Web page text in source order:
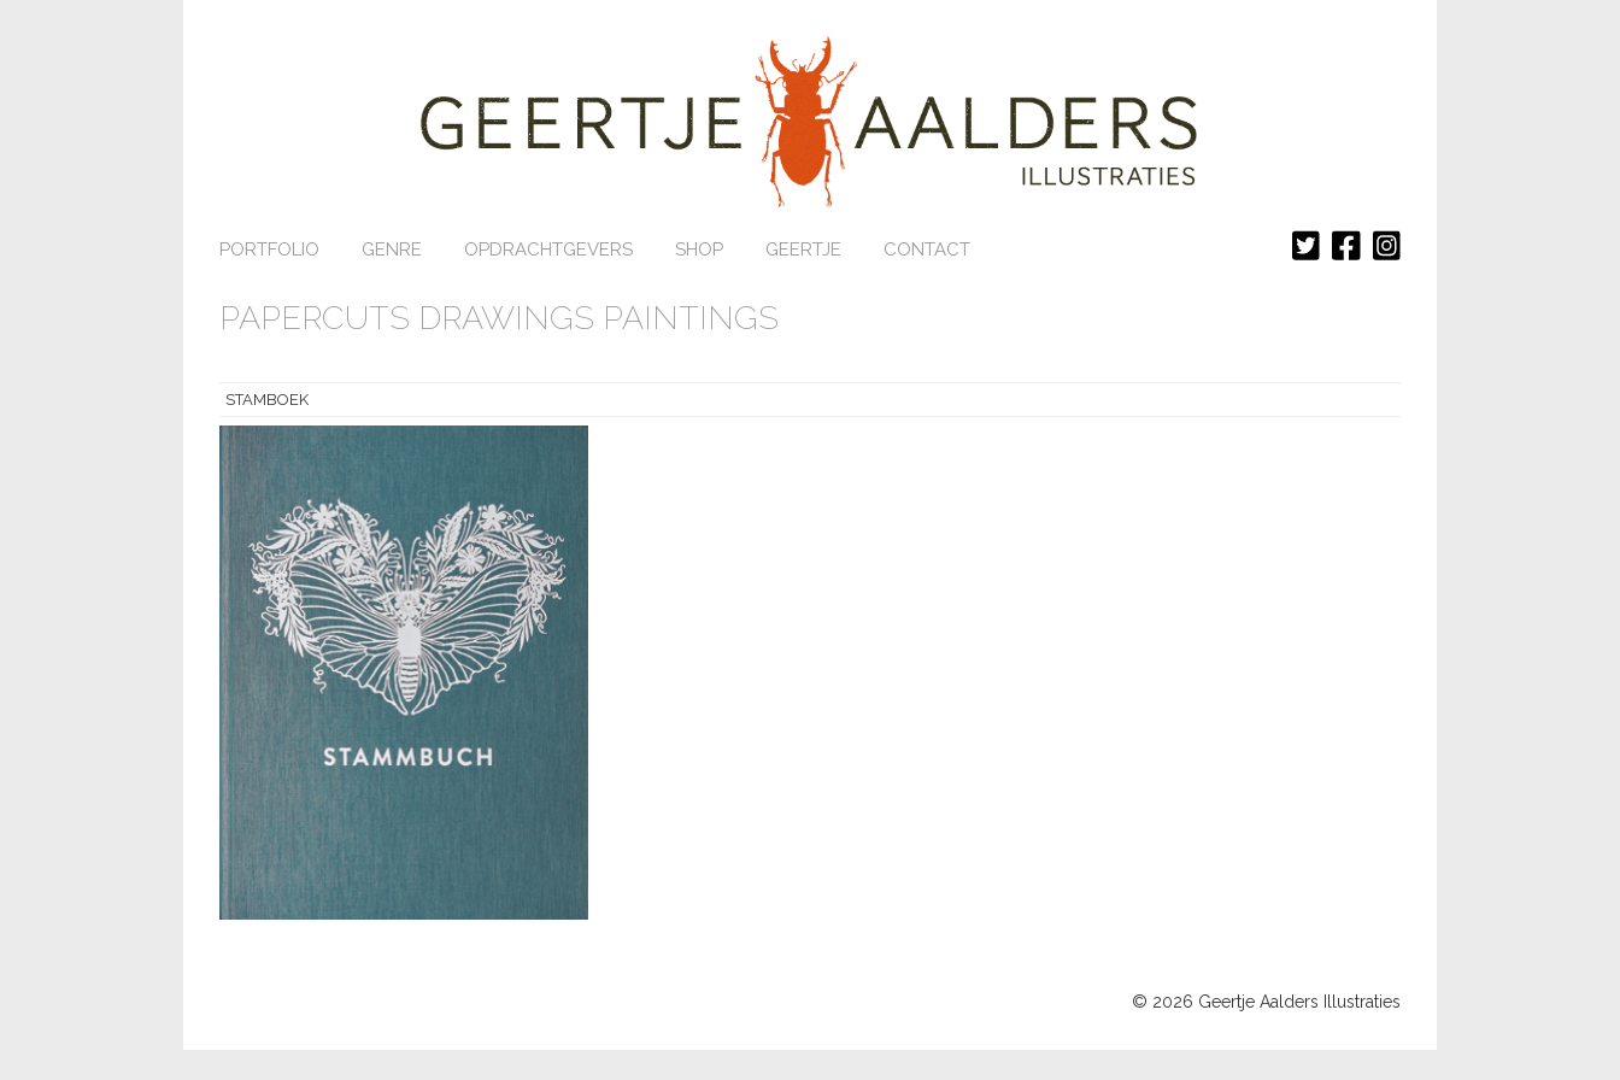
PORTFOLIO GENRE OPDRACHTGEVERS SHOP GEERTJE CONTACT
PAPERCUTS DRAWINGS PAINTINGS
STAMBOEK
© 2026 Geertje Aalders Illustraties